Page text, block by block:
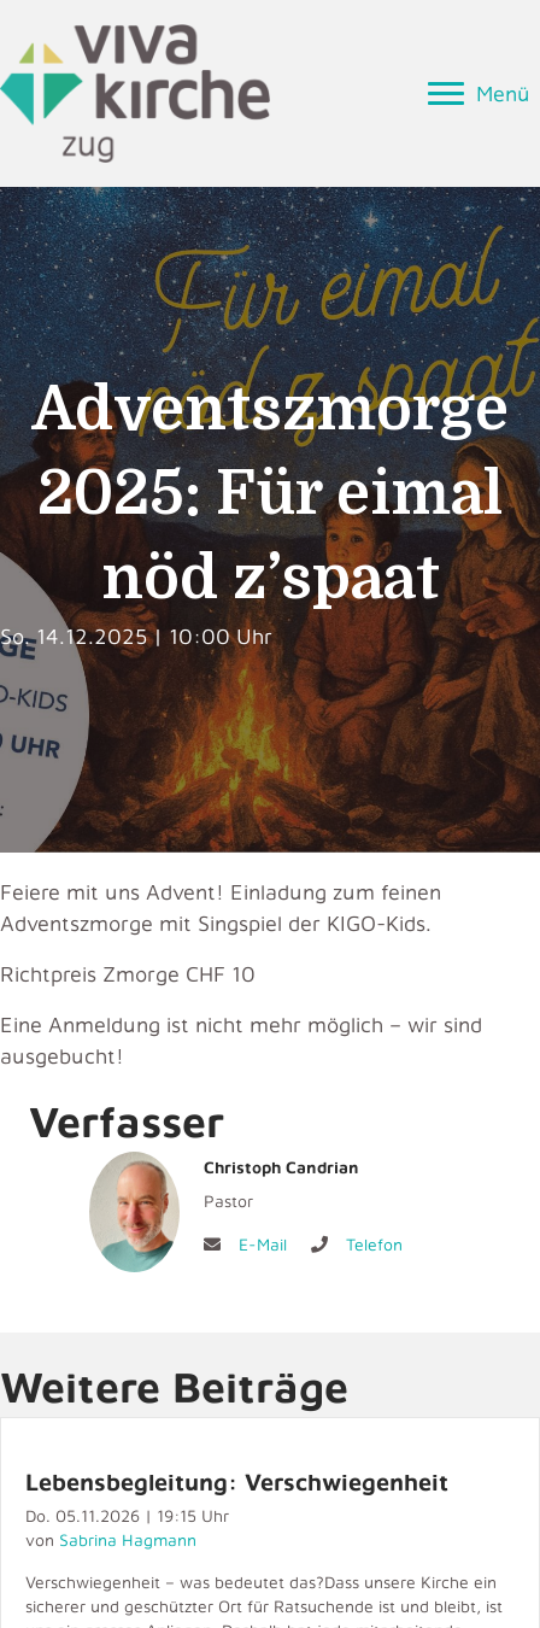
Menü
Adventszmorge
2025: Für eimal
nöd z’spaat
So. 14.12.2025 | 10:00 Uhr
Feiere mit uns Advent! Einladung zum feinen
Adventszmorge mit Singspiel der KIGO-Kids.
Richtpreis Zmorge CHF 10
Eine Anmeldung ist nicht mehr möglich – wir sind
ausgebucht!
Verfasser
Christoph Candrian
Pastor
E-Mail Telefon
Weitere Beiträge
Lebensbegleitung: Verschwiegenheit
Do. 05.11.2026 | 19:15 Uhr
von Sabrina Hagmann
Verschwiegenheit – was bedeutet das?Dass unsere Kirche ein
sicherer und geschützter Ort für Ratsuchende ist und bleibt, ist